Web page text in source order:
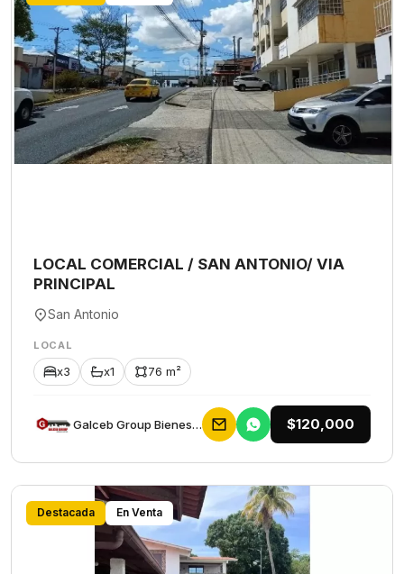
LOCAL COMERCIAL / SAN ANTONIO/ VIA
PRINCIPAL
San Antonio
LOCAL
x3 x1 76 m²
Galceb Group Bienes Raices $120,000
Destacada En Venta